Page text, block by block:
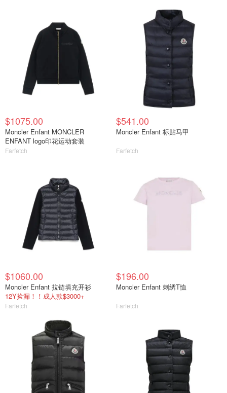
$1075.00
Moncler Enfant MONCLER
ENFANT logo印花运动套装
Farfetch
$541.00
Moncler Enfant 标贴马甲
Farfetch
$1060.00
Moncler Enfant 拉链填充开衫
12Y捡漏！！成人款$3000+
Farfetch
$196.00
Moncler Enfant 刺绣T恤
Farfetch